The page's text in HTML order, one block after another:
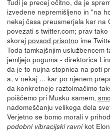
Tudi je precej očitno, da je
izvedene nepremišljeno in "na
nekaj časa preusmerjala kar
povezati s twitter.com; prav
skoraj povsod prisotno ime
Toda tamkajšnjim uslužbencem
jemljejo poguma - direktorica
da je to nujna stopnica na poti
a, v nekaj ... kar po njenem
da konkretneje raztolmačimo
poiščemo pri Musku samem,
nadomeščanju velikega dela
Verjetno se bomo morali v
podobni vibracijski ravnikot